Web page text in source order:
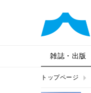
雑誌・出版
トップページ